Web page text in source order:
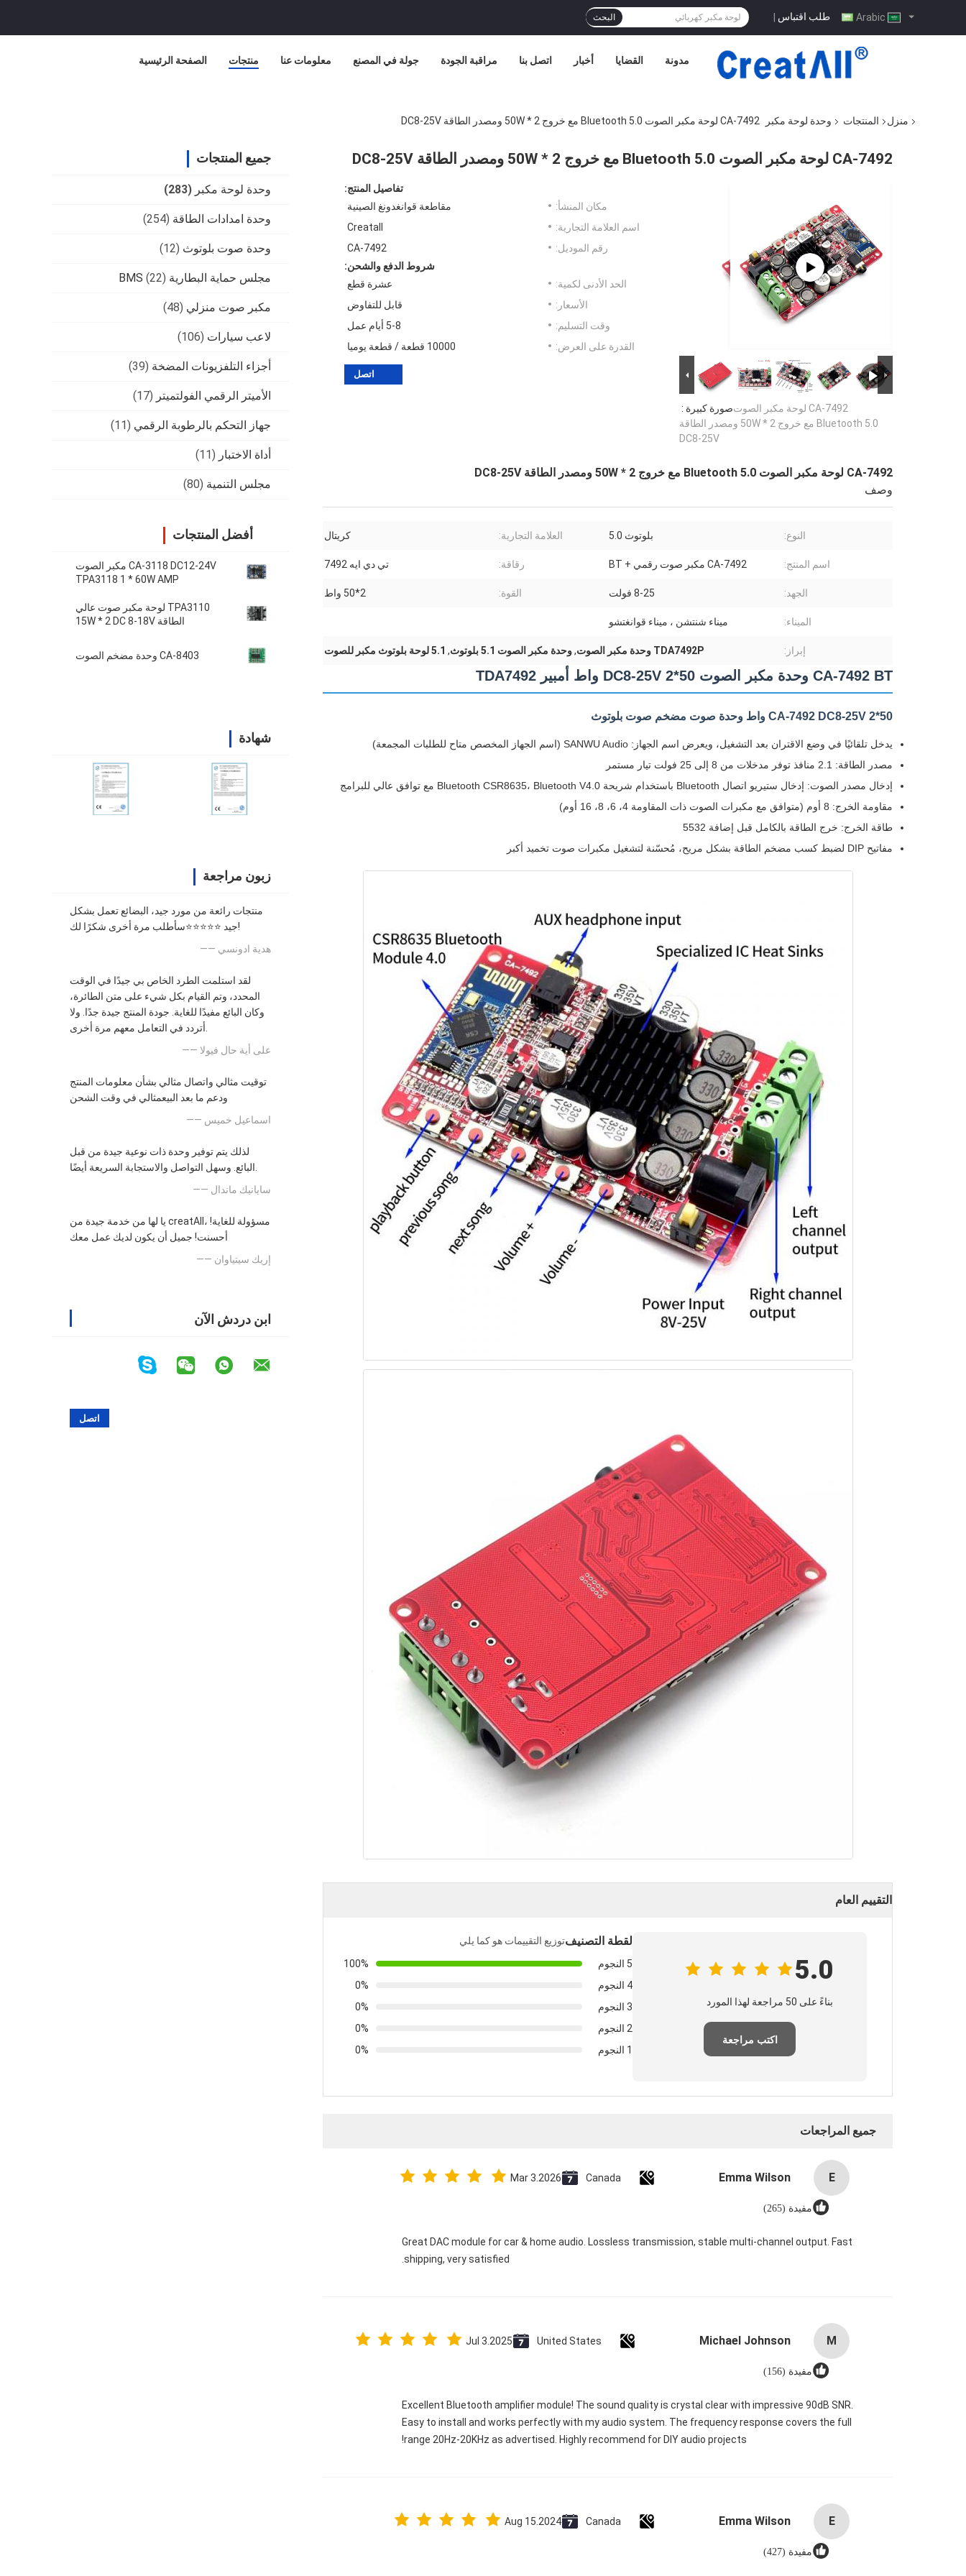
طلب اقتباس | البحث
الصفحة الرئيسية منتجات معلومات عنا جولة في المصنع مراقبة الجودة اتصل بنا أخبار القضايا مدونة
منزل المنتجات وحدة لوحة مكبر CA-7492 لوحة مكبر الصوت Bluetooth 5.0 مع خروج 2 * 50W ومصدر الطاقة DC8-25V
جميع المنتجات
وحدة لوحة مكبر (283)
وحدة امدادات الطاقة (254)
وحدة صوت بلوتوث (12)
مجلس حماية البطارية BMS (22)
مكبر صوت منزلي (48)
لاعب سيارات (106)
أجزاء التلفزيونات المضخة (39)
الأميتر الرقمي الفولتميتر (17)
جهاز التحكم بالرطوبة الرقمي (11)
أداة الاختبار (11)
مجلس التنمية (80)
أفضل المنتجات
CA-3118 DC12-24V مكبر الصوت
TPA3118 1 * 60W AMP
TPA3110 لوحة مكبر صوت عالي
الطاقة 15W * 2 DC 8-18V
CA-8403 وحدة مضخم الصوت
شهادة
زبون مراجعة
منتجات رائعة من مورد جيد، البضائع تعمل بشكل
جيد ⭐⭐⭐⭐⭐سأطلب مرة أخرى شكرًا لك!
—— هدية ادونسي
لقد استلمت الطرد الخاص بي جيدًا في الوقت
المحدد، وتم القيام بكل شيء على متن الطائرة،
وكان البائع مفيدًا للغاية. جودة المنتج جيدة جدًا. ولا
أتردد في التعامل معهم مرة أخرى.
—— على أية حال فيولا
توقيت مثالي واتصال مثالي بشأن معلومات المنتج
ودعم ما بعد البيعمثالي في وقت الشحن
—— اسماعيل خميس
لذلك يتم توفير وحدة ذات نوعية جيدة من قبل
البائع. وسهل التواصل والاستجابة السريعة أيضًا.
—— سايانيك ماندال
يا لها من خدمة جيدة من creatAll، مسؤولة للغاية!
أحسنت! جميل أن يكون لديك عمل معك
—— إريك سيتياوان
ابن دردش الآن
CA-7492 لوحة مكبر الصوت Bluetooth 5.0 مع خروج 2 * 50W ومصدر الطاقة DC8-25V
صورة كبيرة :CA-7492 لوحة مكبر الصوت
Bluetooth 5.0 مع خروج 2 * 50W ومصدر الطاقة
DC8-25V
تفاصيل المنتج:
مكان المنشأ:
مقاطعة قوانغدونغ الصينية
اسم العلامة التجارية:
Creatall
رقم الموديل:
CA-7492
شروط الدفع والشحن:
الحد الأدنى لكمية:
عشرة قطع
الأسعار:
قابل للتفاوض
وقت التسليم:
5-8 أيام عمل
القدرة على العرض:
10000 قطعة / قطعة يوميا
اتصل
CA-7492 لوحة مكبر الصوت Bluetooth 5.0 مع خروج 2 * 50W ومصدر الطاقة DC8-25V
وصف
النوع: بلوتوث 5.0 العلامة التجارية: كريتال
اسم المنتج: CA-7492 مكبر صوت رقمي + BT رقاقة: تي دي ايه 7492
الجهد: 8-25 فولت القوة: 2*50 واط
الميناء: ميناء شنتشن ، ميناء قوانغتشو
إبراز: TDA7492P وحدة مكبر الصوت ,وحدة مكبر الصوت 5.1 بلوتوث , 5.1 لوحة بلوتوث مكبر للصوت
CA-7492 BT وحدة مكبر الصوت DC8-25V 2*50 واط أمبير TDA7492
CA-7492 DC8-25V 2*50 واط وحدة صوت مضخم صوت بلوتوث
يدخل تلقائيًا في وضع الاقتران بعد التشغيل، ويعرض اسم الجهاز: SANWU Audio (اسم الجهاز المخصص متاح للطلبات المجمعة)
مصدر الطاقة: 2.1 منافذ توفر مدخلات من 8 إلى 25 فولت تيار مستمر
إدخال مصدر الصوت: إدخال ستيريو اتصال Bluetooth باستخدام شريحة Bluetooth CSR8635، Bluetooth V4.0 مع توافق عالي للبرامج
مقاومة الخرج: 8 أوم (متوافق مع مكبرات الصوت ذات المقاومة 4، 6، 8، 16 أوم)
طاقة الخرج: خرج الطاقة بالكامل قبل إضافة 5532
مفاتيح DIP لضبط كسب مضخم الطاقة بشكل مريح، مُحسّنة لتشغيل مكبرات صوت تخميد أكبر
التقييم العام
5.0
بناءً على 50 مراجعة لهذا المورد
اكتب مراجعة
لقطة التصنيفتوزيع التقييمات هو كما يلي
5 النجوم
100%
4 النجوم
0%
3 النجوم
0%
2 النجوم
0%
1 النجوم
0%
جميع المراجعات
E
Emma Wilson
Canada
Mar 3.2026
مفيدة (265)
Great DAC module for car & home audio. Lossless transmission, stable multi-channel output. Fast
shipping, very satisfied.
M
Michael Johnson
United States
Jul 3.2025
مفيدة (156)
Excellent Bluetooth amplifier module! The sound quality is crystal clear with impressive 90dB SNR.
Easy to install and works perfectly with my audio system. The frequency response covers the full
range 20Hz-20KHz as advertised. Highly recommend for DIY audio projects!
E
Emma Wilson
Canada
Aug 15.2024
مفيدة (427)